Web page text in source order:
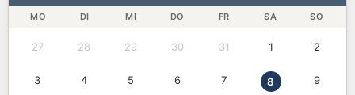
MO DI MI DO FR SA SO
27 28 29 30 31 1 2
3 4 5 6 7 8 9